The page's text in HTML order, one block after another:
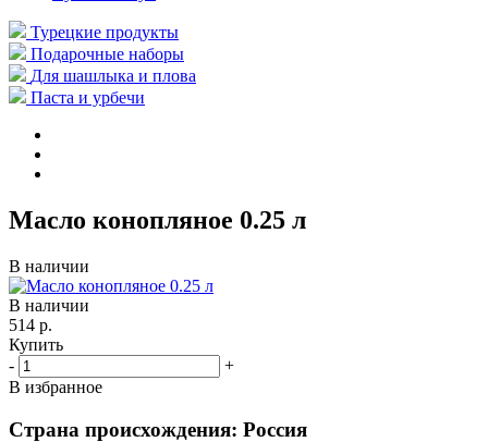
Турецкие продукты
Подарочные наборы
Для шашлыка и плова
Паста и урбечи
Масло конопляное 0.25 л
В наличии
В наличии
514 р.
Купить
-
+
В избранное
Страна происхождения: Россия